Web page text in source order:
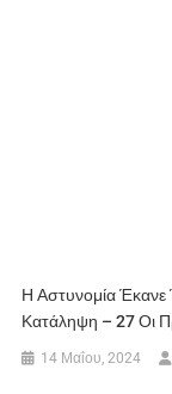
Η Αστυνομία Έκανε
Κατάληψη – 27 Οι
14 Μαΐου, 2024